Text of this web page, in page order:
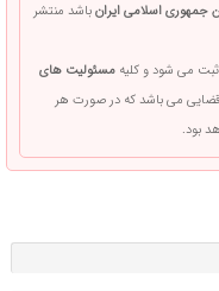
جمهوری اسلامی ایرانباشد منتشر
می شود و کلیهمسئولیت های
می باشد که در صورت هر
بود.